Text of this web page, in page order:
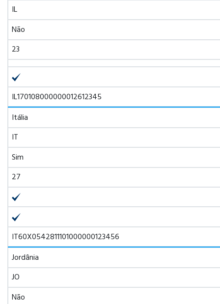
IL
Não
23
IL170108000000012612345
Itália
IT
Sim
27
IT60X0542811101000000123456
Jordânia
JO
Não